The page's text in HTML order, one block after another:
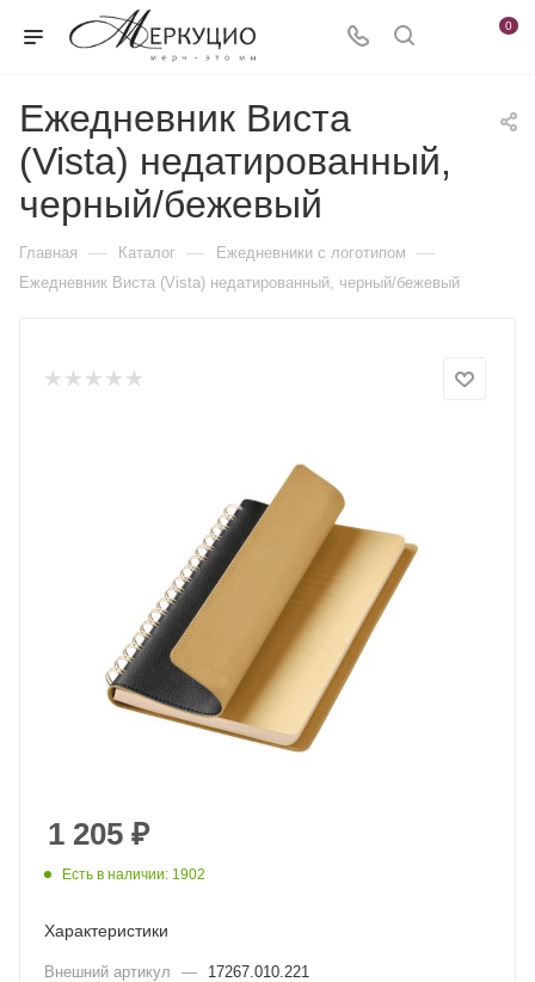
0
Ежедневник Виста
(Vista) недатированный,
черный/бежевый
Главная — Каталог — Ежедневники c логотипом —
Ежедневник Виста (Vista) недатированный, черный/бежевый
1 205 ₽
Есть в наличии: 1902
Характеристики
Внешний артикул —
17267.010.221